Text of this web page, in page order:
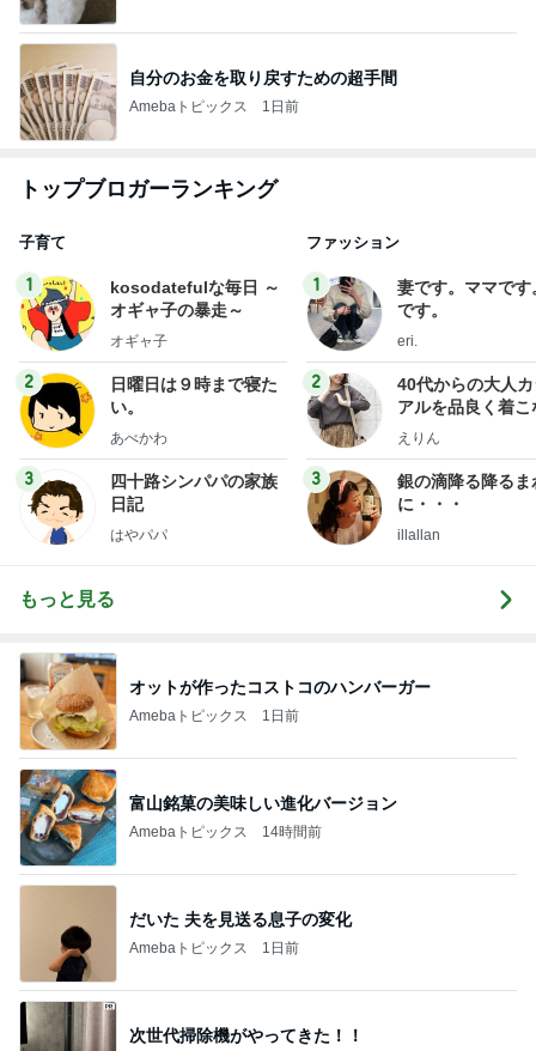
自分のお金を取り戻すための超手間
Amebaトピックス 1日前
トップブロガーランキング
子育て
1
kosodatefulな毎日 ～
オギャ子の暴走～
オギャ子
2
日曜日は９時まで寝た
い。
あべかわ
3
四十路シンパパの家族
日記
はやパパ
ファッション
1
妻です。ママです
です。
eri.
2
40代からの大人
アルを品良く着こ
ファッションブロ
えりん
3
銀の滴降る降るま
に・・・
illallan
もっと見る
オットが作ったコストコのハンバーガー
Amebaトピックス 1日前
富山銘菓の美味しい進化バージョン
Amebaトピックス 14時間前
だいた 夫を見送る息子の変化
Amebaトピックス 1日前
次世代掃除機がやってきた！！